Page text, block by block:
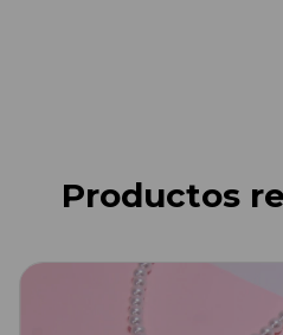
Productos